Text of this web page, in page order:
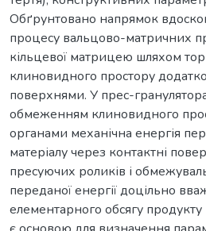
Обґрунтовано напрямок
процесу вальцово-матричних
кільцевої матрицею шляхом
клиновидного простору
поверхнями. У прес-
обмеженням клиновидного
органами механічна енергія
матеріалу через контактні
пресуючих роликів і
переданої енергії доцільно
елементарного обсягу